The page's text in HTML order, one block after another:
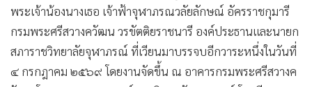
• จีน
• ชุมชน-คุณภาพชีวิต
• อาชญากรรม
• Motoring
พระเจ้าน้องนางเธอ เจ้าฟ้าจุฬาภรณวลัยลักษณ์ อัครราชกุมารี
กรมพระศรีสวางควัฒน วรขัตติยราชนารี องค์ประธานและนายก
สภาราชวิทยาลัยจุฬาภรณ์ ที่เวียนมาบรรจบอีกวาระหนึ่งในวันที่
๔ กรกฎาคม ๒๕๖๙ โดยงานจัดขึ้น ณ อาคารกรมพระศรีสวางค